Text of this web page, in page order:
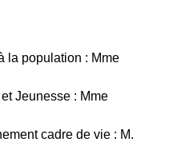
la population : Mme
Jeunesse : Mme
cadre de vie : M.